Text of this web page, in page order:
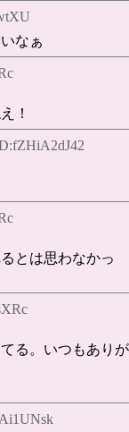
なぁ
！
とは思わなかっ
る。いつもありが